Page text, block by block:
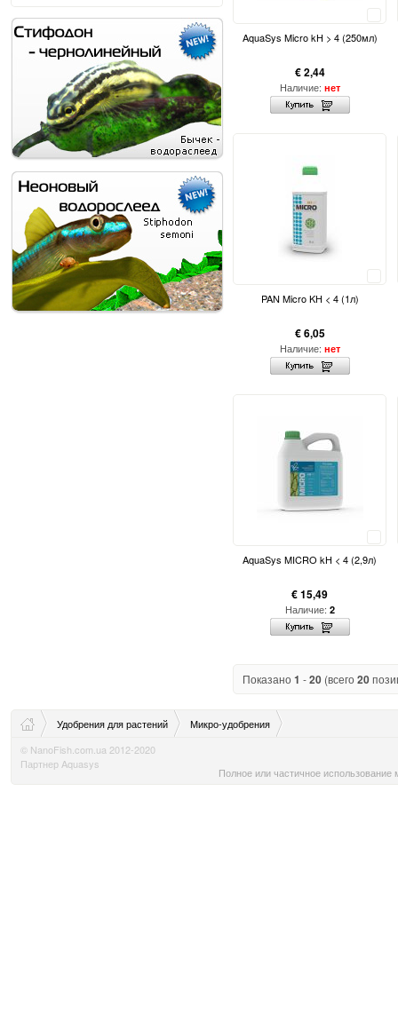
AquaSys Micro kH > 4 (250мл)
€ 2,44
Наличие: нет
PAN Micro KH < 4 (1л)
€ 6,05
Наличие: нет
AquaSys MICRO kH < 4 (2,9л)
€ 15,49
Наличие: 2
Показано1 -20 (всего20
Удобрения для растений
Микро-удобрения
© NanoFish.com.ua 2012-2020
Партнер Aquasys
Полное или частичное